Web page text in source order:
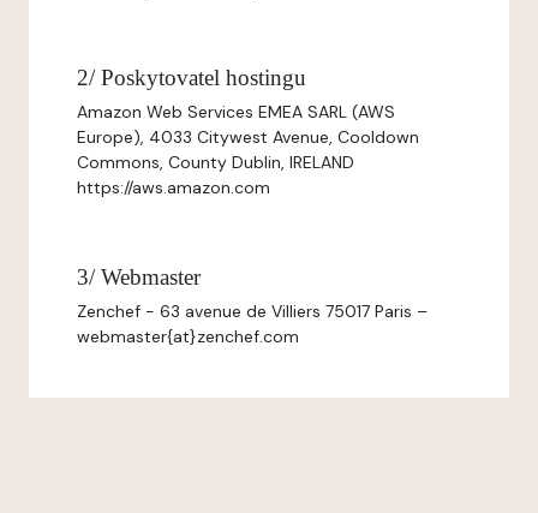
2/ Poskytovatel hostingu
Amazon Web Services EMEA SARL (AWS
Europe), 4033 Citywest Avenue, Cooldown
Commons, County Dublin, IRELAND
https://aws.amazon.com
3/ Webmaster
Zenchef - 63 avenue de Villiers 75017 Paris –
webmaster{at}zenchef.com